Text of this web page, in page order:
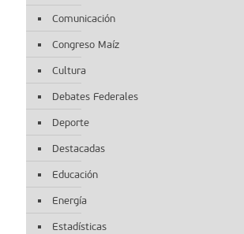
Comunicación
Congreso Maíz
Cultura
Debates Federales
Deporte
Destacadas
Educación
Energía
Estadísticas